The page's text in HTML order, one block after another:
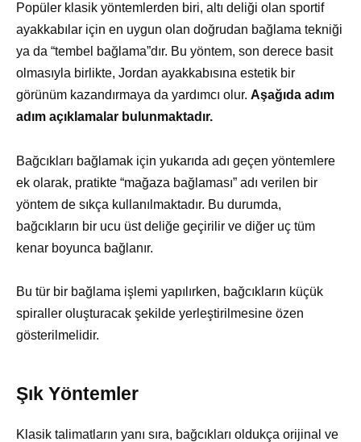
Popüler klasik yöntemlerden biri, altı deliği olan sportif
ayakkabılar için en uygun olan doğrudan bağlama tekniği
ya da “tembel bağlama”dır. Bu yöntem, son derece basit
olmasıyla birlikte, Jordan ayakkabısına estetik bir
görünüm kazandırmaya da yardımcı olur. Aşağıda adım
adım açıklamalar bulunmaktadır.
Bağcıkları bağlamak için yukarıda adı geçen yöntemlere
ek olarak, pratikte “mağaza bağlaması” adı verilen bir
yöntem de sıkça kullanılmaktadır. Bu durumda,
bağcıkların bir ucu üst deliğe geçirilir ve diğer uç tüm
kenar boyunca bağlanır.
Bu tür bir bağlama işlemi yapılırken, bağcıkların küçük
spiraller oluşturacak şekilde yerleştirilmesine özen
gösterilmelidir.
Şık Yöntemler
Klasik talimatların yanı sıra, bağcıkları oldukça orijinal ve